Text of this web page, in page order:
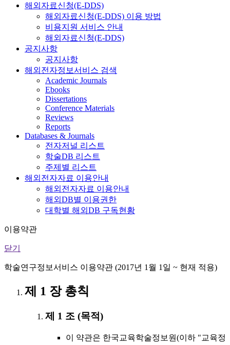
해외자료신청(E-DDS)
해외자료신청(E-DDS) 이용 방법
비용지원 서비스 안내
해외자료신청(E-DDS)
공지사항
공지사항
해외전자정보서비스 검색
Academic Journals
Ebooks
Dissertations
Conference Materials
Reviews
Reports
Databases & Journals
전자저널 리스트
학술DB 리스트
주제별 리스트
해외전자자료 이용안내
해외전자자료 이용안내
해외DB별 이용권한
대학별 해외DB 구독현황
이용약관
닫기
학술연구정보서비스 이용약관 (2017년 1월 1일 ~ 현재 적용)
제 1 장 총칙
제 1 조 (목적)
이 약관은 한국교육학술정보원(이하 "교육정